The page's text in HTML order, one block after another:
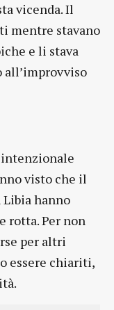
vicenda. Il
mentre stavano
e li stava
all’improvviso
visto che il
hanno
rotta. Per non
per altri
essere chiariti,